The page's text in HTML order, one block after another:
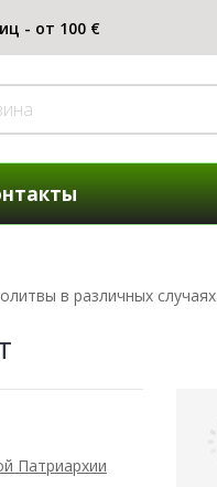
в различных случаях
Патриархии